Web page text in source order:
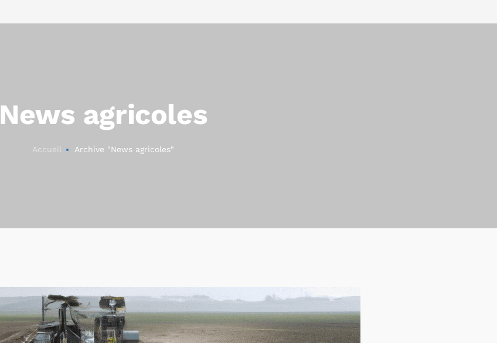
News agricoles
Accueil Archive "News agricoles"